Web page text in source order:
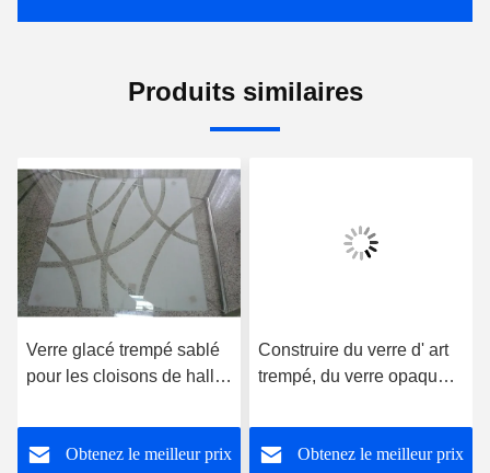
Produits similaires
Verre glacé trempé sablé
pour les cloisons de hall
Obtenez le meilleur prix
Construire du verre d' art
trempé, du verre opaque
Obtenez le meilleur prix